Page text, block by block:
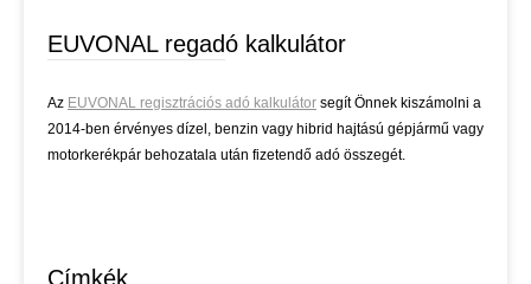
EUVONAL regadó kalkulátor
Az EUVONAL regisztrációs adó kalkulátor segít Önnek kiszámolni a
2014-ben érvényes dízel, benzin vagy hibrid hajtású gépjármű vagy
motorkerékpár behozatala után fizetendő adó összegét.
Címkék